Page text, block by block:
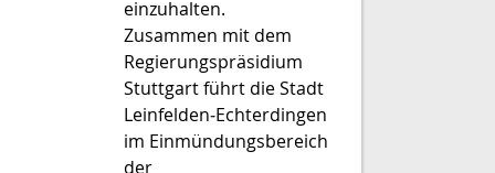
einzuhalten.
Zusammen mit dem
Regierungspräsidium
Stuttgart führt die Stadt
Leinfelden‑Echterdingen
im Einmündungsbereich
der